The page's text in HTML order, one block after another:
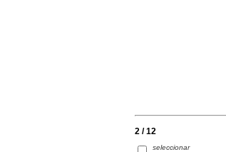
2 / 12
seleccionar